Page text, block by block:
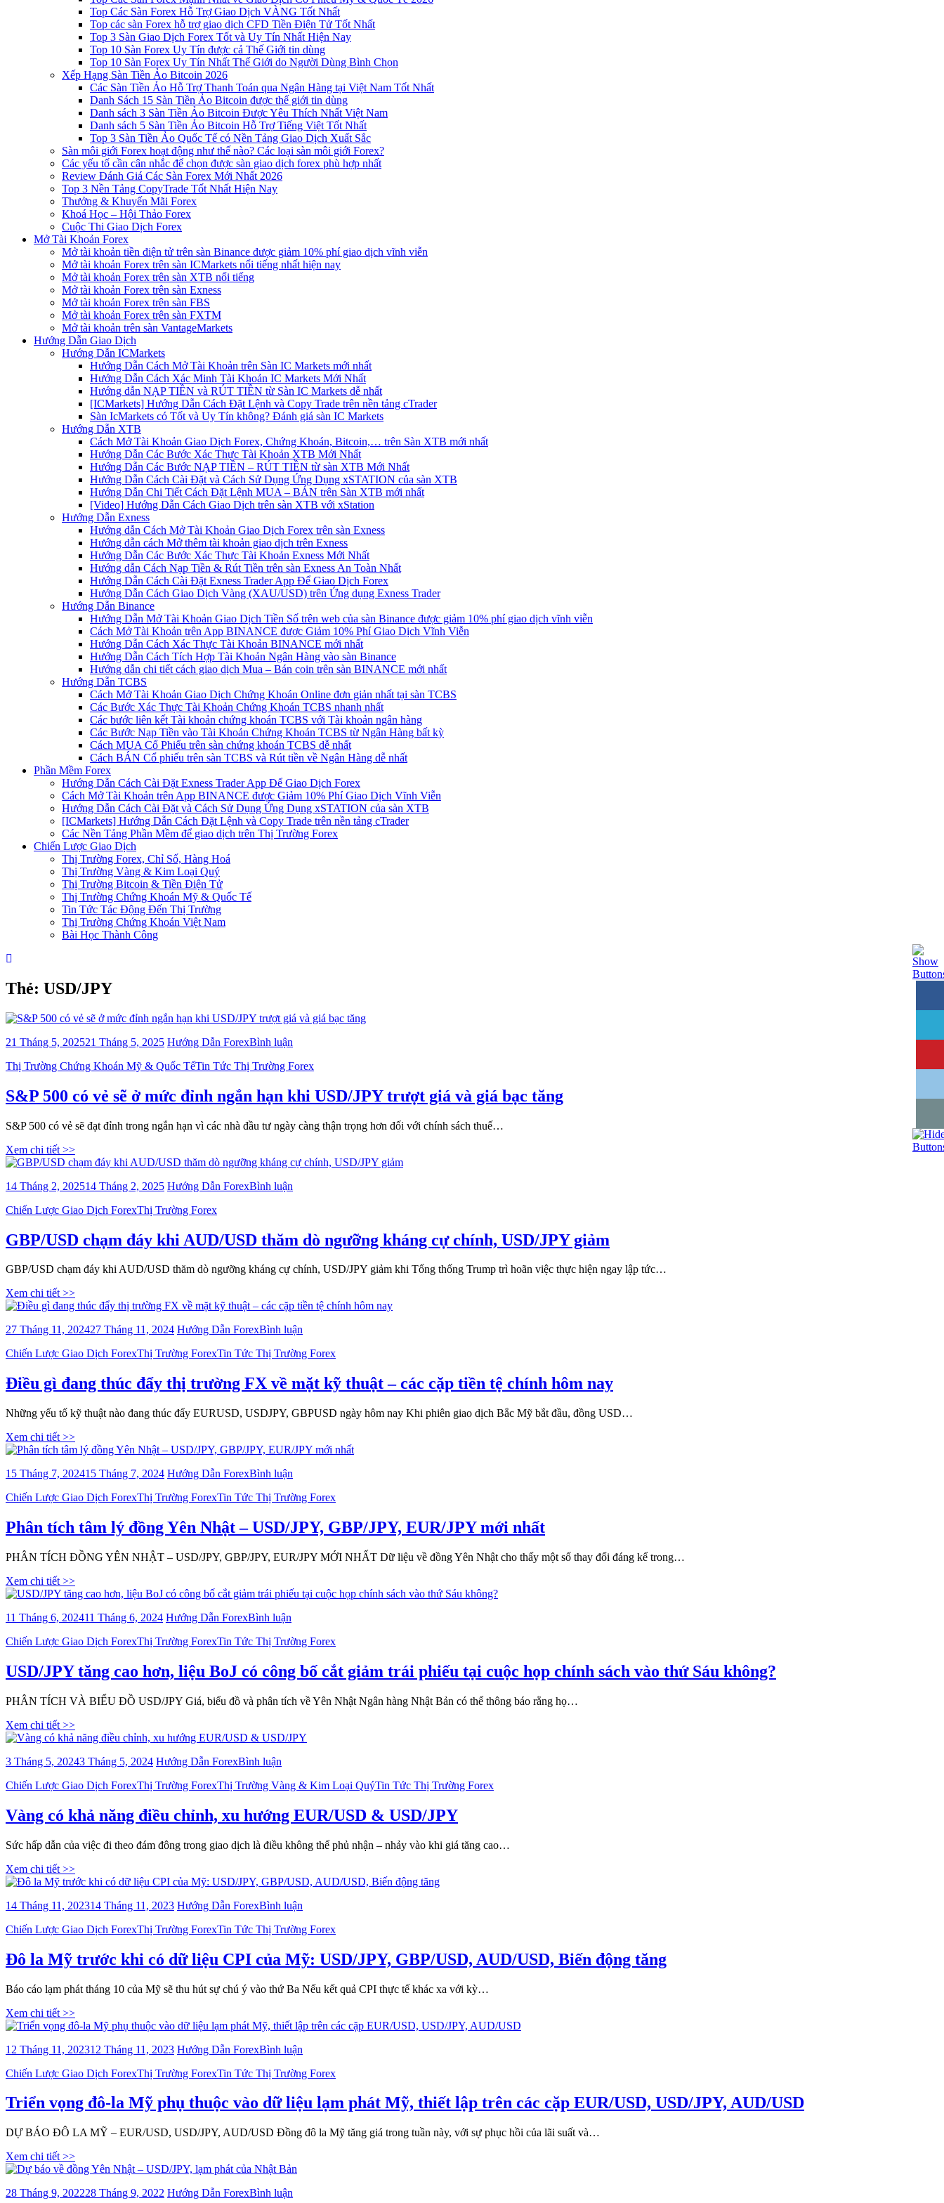
Top Các Sàn Forex Hỗ Trợ Giao Dịch VÀNG Tốt Nhất
Top các sàn Forex hỗ trợ giao dịch CFD Tiền Điện Tử Tốt Nhất
Top 3 Sàn Giao Dịch Forex Tốt và Uy Tín Nhất Hiện Nay
Top 10 Sàn Forex Uy Tín được cả Thế Giới tin dùng
Top 10 Sàn Forex Uy Tín Nhất Thế Giới do Người Dùng Bình Chọn
Xếp Hạng Sàn Tiền Ảo Bitcoin 2026
Các Sàn Tiền Ảo Hỗ Trợ Thanh Toán qua Ngân Hàng tại Việt Nam Tốt Nhất
Danh Sách 15 Sàn Tiền Ảo Bitcoin được thế giới tin dùng
Danh sách 3 Sàn Tiền Ảo Bitcoin Được Yêu Thích Nhất Việt Nam
Danh sách 5 Sàn Tiền Ảo Bitcoin Hỗ Trợ Tiếng Việt Tốt Nhất
Top 3 Sàn Tiền Ảo Quốc Tế có Nền Tảng Giao Dịch Xuất Sắc
Sàn môi giới Forex hoạt động như thế nào? Các loại sàn môi giới Forex?
Các yếu tố cần cân nhắc để chọn được sàn giao dịch forex phù hợp nhất
Review Đánh Giá Các Sàn Forex Mới Nhất 2026
Top 3 Nền Tảng CopyTrade Tốt Nhất Hiện Nay
Thưởng & Khuyến Mãi Forex
Khoá Học – Hội Thảo Forex
Cuộc Thi Giao Dịch Forex
Mở Tài Khoản Forex
Mở tài khoản tiền điện tử trên sàn Binance được giảm 10% phí giao dịch vĩnh viễn
Mở tài khoản Forex trên sàn ICMarkets nổi tiếng nhất hiện nay
Mở tài khoản Forex trên sàn XTB nổi tiếng
Mở tài khoản Forex trên sàn Exness
Mở tài khoản Forex trên sàn FBS
Mở tài khoản Forex trên sàn FXTM
Mở tài khoản trên sàn VantageMarkets
Hướng Dẫn Giao Dịch
Hướng Dẫn ICMarkets
Hướng Dẫn Cách Mở Tài Khoản trên Sàn IC Markets mới nhất
Hướng Dẫn Cách Xác Minh Tài Khoản IC Markets Mới Nhất
Hướng dẫn NẠP TIỀN và RÚT TIỀN từ Sàn IC Markets dễ nhất
[ICMarkets] Hướng Dẫn Cách Đặt Lệnh và Copy Trade trên nền tảng cTrader
Sàn IcMarkets có Tốt và Uy Tín không? Đánh giá sàn IC Markets
Hướng Dẫn XTB
Cách Mở Tài Khoản Giao Dịch Forex, Chứng Khoán, Bitcoin,… trên Sàn XTB mới nhất
Hướng Dẫn Các Bước Xác Thực Tài Khoản XTB Mới Nhất
Hướng Dẫn Các Bước NẠP TIỀN – RÚT TIỀN từ sàn XTB Mới Nhất
Hướng Dẫn Cách Cài Đặt và Cách Sử Dụng Ứng Dụng xSTATION của sàn XTB
Hướng Dẫn Chi Tiết Cách Đặt Lệnh MUA – BÁN trên Sàn XTB mới nhất
[Video] Hướng Dẫn Cách Giao Dịch trên sàn XTB với xStation
Hướng Dẫn Exness
Hướng dẫn Cách Mở Tài Khoản Giao Dịch Forex trên sàn Exness
Hướng dẫn cách Mở thêm tài khoản giao dịch trên Exness
Hướng Dẫn Các Bước Xác Thực Tài Khoản Exness Mới Nhất
Hướng dẫn Cách Nạp Tiền & Rút Tiền trên sàn Exness An Toàn Nhất
Hướng Dẫn Cách Cài Đặt Exness Trader App Để Giao Dịch Forex
Hướng Dẫn Cách Giao Dịch Vàng (XAU/USD) trên Ứng dụng Exness Trader
Hướng Dẫn Binance
Hướng Dẫn Mở Tài Khoản Giao Dịch Tiền Số trên web của sàn Binance được giảm 10% phí giao dịch vĩnh viễn
Cách Mở Tài Khoản trên App BINANCE được Giảm 10% Phí Giao Dịch Vĩnh Viễn
Hướng Dẫn Cách Xác Thực Tài Khoản BINANCE mới nhất
Hướng Dẫn Cách Tích Hợp Tài Khoản Ngân Hàng vào sàn Binance
Hướng dẫn chi tiết cách giao dịch Mua – Bán coin trên sàn BINANCE mới nhất
Hướng Dẫn TCBS
Cách Mở Tài Khoản Giao Dịch Chứng Khoán Online đơn giản nhất tại sàn TCBS
Các Bước Xác Thực Tài Khoản Chứng Khoán TCBS nhanh nhất
Các bước liên kết Tài khoản chứng khoán TCBS với Tài khoản ngân hàng
Các Bước Nạp Tiền vào Tài Khoản Chứng Khoán TCBS từ Ngân Hàng bất kỳ
Cách MUA Cổ Phiếu trên sàn chứng khoán TCBS dễ nhất
Cách BÁN Cổ phiếu trên sàn TCBS và Rút tiền về Ngân Hàng dễ nhất
Phần Mềm Forex
Hướng Dẫn Cách Cài Đặt Exness Trader App Để Giao Dịch Forex
Cách Mở Tài Khoản trên App BINANCE được Giảm 10% Phí Giao Dịch Vĩnh Viễn
Hướng Dẫn Cách Cài Đặt và Cách Sử Dụng Ứng Dụng xSTATION của sàn XTB
[ICMarkets] Hướng Dẫn Cách Đặt Lệnh và Copy Trade trên nền tảng cTrader
Các Nền Tảng Phần Mềm để giao dịch trên Thị Trường Forex
Chiến Lược Giao Dịch
Thị Trường Forex, Chỉ Số, Hàng Hoá
Thị Trường Vàng & Kim Loại Quý
Thị Trường Bitcoin & Tiền Điện Tử
Thị Trường Chứng Khoán Mỹ & Quốc Tế
Tin Tức Tác Động Đến Thị Trường
Thị Trường Chứng Khoán Việt Nam
Bài Học Thành Công
Thẻ: USD/JPY
21 Tháng 5, 202521 Tháng 5, 2025 Hướng Dẫn ForexBình luận
S&P
có
vẻ
ở
ngắn
khi
và
bạc
Categories
Thị Trường Chứng Khoán Mỹ & Quốc TếTin Tức Thị Trường Forex
S&P 500 có vẻ sẽ ở mức đỉnh ngắn hạn khi USD/JPY trượt giá và giá bạc tăng
S&P 500 có vẻ sẽ đạt đỉnh trong ngắn hạn vì các nhà đầu tư ngày càng thận trọng hơn đối với chính sách thuế…
Xem chi tiết >>
14 Tháng 2, 202514 Tháng 2, 2025 Hướng Dẫn ForexBình luận
đáy
khi
thăm
ngưỡng
kháng
cự
chính,
USD/JPY
giảm​
Categories
Chiến Lược Giao Dịch ForexThị Trường Forex
GBP/USD chạm đáy khi AUD/USD thăm dò ngưỡng kháng cự chính, USD/JPY giảm​
​​​GBP/USD chạm đáy khi AUD/USD thăm dò ngưỡng kháng cự chính, USD/JPY giảm khi Tổng thống Trump trì hoãn việc thực hiện ngay lập tức…
Xem chi tiết >>
27 Tháng 11, 202427 Tháng 11, 2024 Hướng Dẫn ForexBình luận
Điều
đang
thúc
thị
FX
về
thuật
–
các
cặp
tệ
nay
Categories
Chiến Lược Giao Dịch ForexThị Trường ForexTin Tức Thị Trường Forex
Điều gì đang thúc đẩy thị trường FX về mặt kỹ thuật – các cặp tiền tệ chính hôm nay
Những yếu tố kỹ thuật nào đang thúc đẩy EURUSD, USDJPY, GBPUSD ngày hôm nay Khi phiên giao dịch Bắc Mỹ bắt đầu, đồng USD…
Xem chi tiết >>
15 Tháng 7, 202415 Tháng 7, 2024 Hướng Dẫn ForexBình luận
Phân
tâm
lý
Yên
–
USD/JPY,
mới
nhất
Categories
Chiến Lược Giao Dịch ForexThị Trường ForexTin Tức Thị Trường Forex
Phân tích tâm lý đồng Yên Nhật – USD/JPY, GBP/JPY, EUR/JPY mới nhất
PHÂN TÍCH ĐỒNG YÊN NHẬT – USD/JPY, GBP/JPY, EUR/JPY MỚI NHẤT Dữ liệu về đồng Yên Nhật cho thấy một số thay đổi đáng kể trong…
Xem chi tiết >>
11 Tháng 6, 202411 Tháng 6, 2024 Hướng Dẫn ForexBình luận
USD/JPY
cao
hơn,
BoJ
bố
trái
phiếu
cuộc
chính
thứ
không?
Categories
Chiến Lược Giao Dịch ForexThị Trường ForexTin Tức Thị Trường Forex
USD/JPY tăng cao hơn, liệu BoJ có công bố cắt giảm trái phiếu tại cuộc họp chính sách vào thứ Sáu không?
PHÂN TÍCH VÀ BIỂU ĐỒ USD/JPY Giá, biểu đồ và phân tích về Yên Nhật Ngân hàng Nhật Bản có thể thông báo rằng họ…
Xem chi tiết >>
3 Tháng 5, 20243 Tháng 5, 2024 Hướng Dẫn ForexBình luận
Vàng
khả
năng
chỉnh,
EUR/USD
&
USD/JPY
Categories
Chiến Lược Giao Dịch ForexThị Trường ForexThị Trường Vàng & Kim Loại QuýTin Tức Thị Trường Forex
Vàng có khả năng điều chỉnh, xu hướng EUR/USD & USD/JPY
Sức hấp dẫn của việc đi theo đám đông trong giao dịch là điều không thể phủ nhận – nhảy vào khi giá tăng cao…
Xem chi tiết >>
14 Tháng 11, 202314 Tháng 11, 2023 Hướng Dẫn ForexBình luận
Đô
Mỹ
trước
có
CPI
Mỹ:
USD/JPY,
GBP/USD,
AUD/USD,
Biến
tăng
Categories
Chiến Lược Giao Dịch ForexThị Trường ForexTin Tức Thị Trường Forex
Đô la Mỹ trước khi có dữ liệu CPI của Mỹ: USD/JPY, GBP/USD, AUD/USD, Biến động tăng
Báo cáo lạm phát tháng 10 của Mỹ sẽ thu hút sự chú ý vào thứ Ba Nếu kết quả CPI thực tế khác xa với kỳ…
Xem chi tiết >>
12 Tháng 11, 202312 Tháng 11, 2023 Hướng Dẫn ForexBình luận
Triển
đô-
la
phụ
Categories
Chiến Lược Giao Dịch ForexThị Trường ForexTin Tức Thị Trường Forex
Triển vọng đô-la Mỹ phụ thuộc vào dữ liệu lạm phát Mỹ, thiết lập trên các cặp EUR/USD, USD/JPY, AUD/USD
DỰ BÁO ĐÔ LA MỸ – EUR/USD, USD/JPY, AUD/USD Đồng đô la Mỹ tăng giá trong tuần này, với sự phục hồi của lãi suất và…
Xem chi tiết >>
28 Tháng 9, 202228 Tháng 9, 2022 Hướng Dẫn ForexBình luận